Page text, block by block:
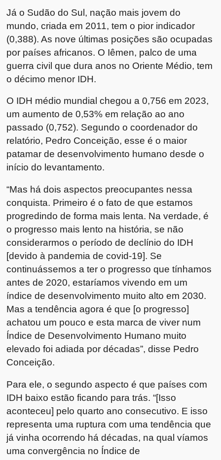
Já o Sudão do Sul, nação mais jovem do
mundo, criada em 2011, tem o pior indicador
(0,388). As nove últimas posições são ocupadas
por países africanos. O Iêmen, palco de uma
guerra civil que dura anos no Oriente Médio, tem
o décimo menor IDH.
O IDH médio mundial chegou a 0,756 em 2023,
um aumento de 0,53% em relação ao ano
passado (0,752). Segundo o coordenador do
relatório, Pedro Conceição, esse é o maior
patamar de desenvolvimento humano desde o
início do levantamento.
“Mas há dois aspectos preocupantes nessa
conquista. Primeiro é o fato de que estamos
progredindo de forma mais lenta. Na verdade, é
o progresso mais lento na história, se não
considerarmos o período de declínio do IDH
[devido à pandemia de covid-19]. Se
continuássemos a ter o progresso que tínhamos
antes de 2020, estaríamos vivendo em um
índice de desenvolvimento muito alto em 2030.
Mas a tendência agora é que [o progresso]
achatou um pouco e esta marca de viver num
Índice de Desenvolvimento Humano muito
elevado foi adiada por décadas”, disse Pedro
Conceição.
Para ele, o segundo aspecto é que países com
IDH baixo estão ficando para trás. “[Isso
aconteceu] pelo quarto ano consecutivo. E isso
representa uma ruptura com uma tendência que
já vinha ocorrendo há décadas, na qual víamos
uma convergência no Índice de